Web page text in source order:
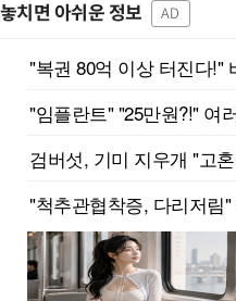
놓치면 아쉬운 정보 AD